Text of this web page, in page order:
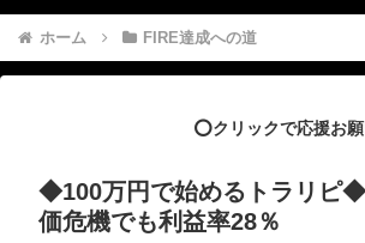
ホーム FIRE達成への道
⭕️クリックで応援お
◆100万円で始めるトラリピ
価危機でも利益率28％